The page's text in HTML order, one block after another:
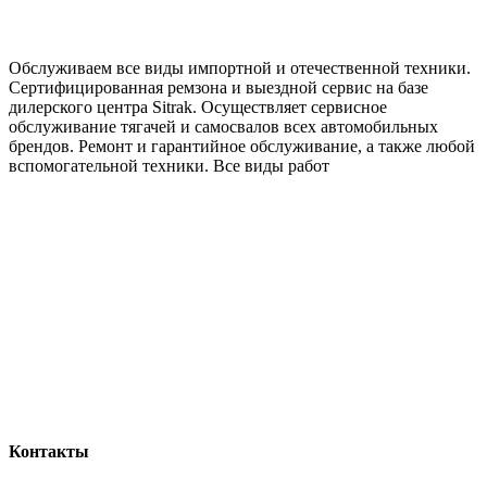
Обслуживаем все виды импортной и отечественной техники.
Сертифицированная ремзона и выездной сервис на базе
дилерского центра Sitrak. Осуществляет сервисное
обслуживание тягачей и самосвалов всех автомобильных
брендов. Ремонт и гарантийное обслуживание, а также любой
вспомогательной техники. Все виды работ
Контакты